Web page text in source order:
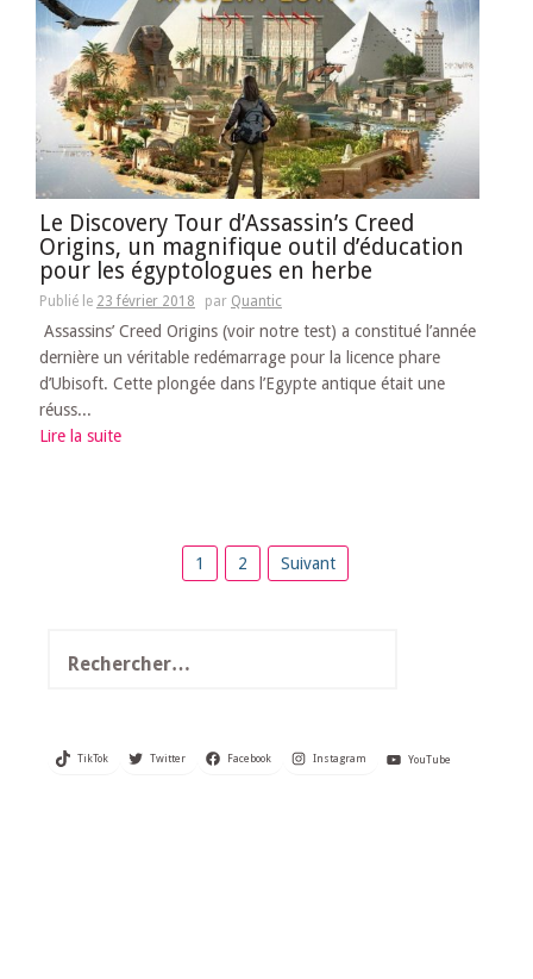
Le Discovery Tour d’Assassin’s Creed
Origins, un magnifique outil d’éducation
pour les égyptologues en herbe
Publié le 23 février 2018 par Quantic
Assassins’ Creed Origins (voir notre test) a constitué l’année
dernière un véritable redémarrage pour la licence phare
d’Ubisoft. Cette plongée dans l’Egypte antique était une
réuss...
Lire la suite
Pagination1 2 Suivant
TikTok Twitter Facebook Instagram YouTube